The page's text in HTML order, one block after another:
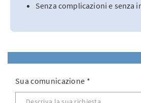
Senza complicazioni e senza
Sua comunicazione *